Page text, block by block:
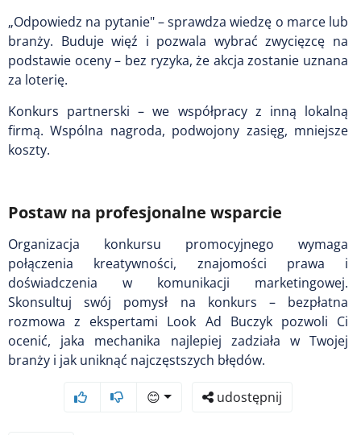
„Odpowiedz na pytanie" – sprawdza wiedzę o marce lub
branży. Buduje więź i pozwala wybrać zwycięzcę na
podstawie oceny – bez ryzyka, że akcja zostanie uznana
za loterię.
Konkurs partnerski – we współpracy z inną lokalną
firmą. Wspólna nagroda, podwojony zasięg, mniejsze
koszty.
Postaw na profesjonalne wsparcie
Organizacja konkursu promocyjnego wymaga
połączenia kreatywności, znajomości prawa i
doświadczenia w komunikacji marketingowej.
Skonsultuj swój pomysł na konkurs – bezpłatna
rozmowa z ekspertami Look Ad Buczyk pozwoli Ci
ocenić, jaka mechanika najlepiej zadziała w Twojej
branży i jak uniknąć najczęstszych błędów.
😊 udostępnij